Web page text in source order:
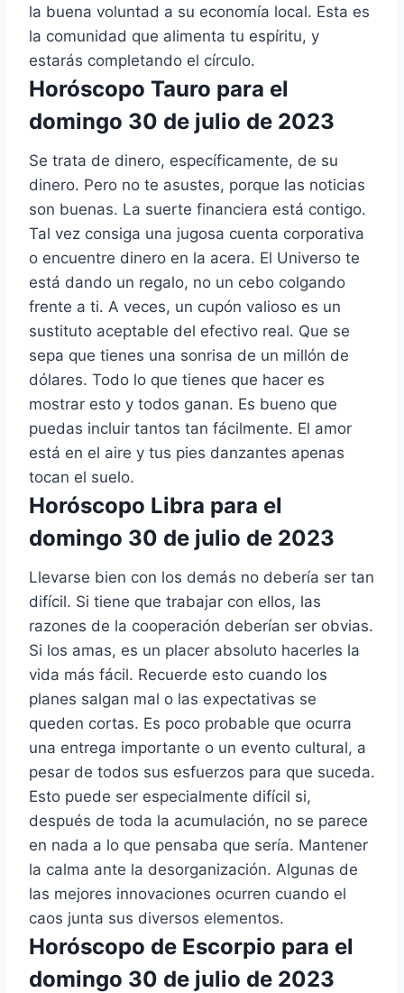
la buena voluntad a su economía local. Esta es
la comunidad que alimenta tu espíritu, y
estarás completando el círculo.
Horóscopo Tauro para el
domingo 30 de julio de 2023
Se trata de dinero, específicamente, de su
dinero. Pero no te asustes, porque las noticias
son buenas. La suerte financiera está contigo.
Tal vez consiga una jugosa cuenta corporativa
o encuentre dinero en la acera. El Universo te
está dando un regalo, no un cebo colgando
frente a ti. A veces, un cupón valioso es un
sustituto aceptable del efectivo real. Que se
sepa que tienes una sonrisa de un millón de
dólares. Todo lo que tienes que hacer es
mostrar esto y todos ganan. Es bueno que
puedas incluir tantos tan fácilmente. El amor
está en el aire y tus pies danzantes apenas
tocan el suelo.
Horóscopo Libra para el
domingo 30 de julio de 2023
Llevarse bien con los demás no debería ser tan
difícil. Si tiene que trabajar con ellos, las
razones de la cooperación deberían ser obvias.
Si los amas, es un placer absoluto hacerles la
vida más fácil. Recuerde esto cuando los
planes salgan mal o las expectativas se
queden cortas. Es poco probable que ocurra
una entrega importante o un evento cultural, a
pesar de todos sus esfuerzos para que suceda.
Esto puede ser especialmente difícil si,
después de toda la acumulación, no se parece
en nada a lo que pensaba que sería. Mantener
la calma ante la desorganización. Algunas de
las mejores innovaciones ocurren cuando el
caos junta sus diversos elementos.
Horóscopo de Escorpio para el
domingo 30 de julio de 2023